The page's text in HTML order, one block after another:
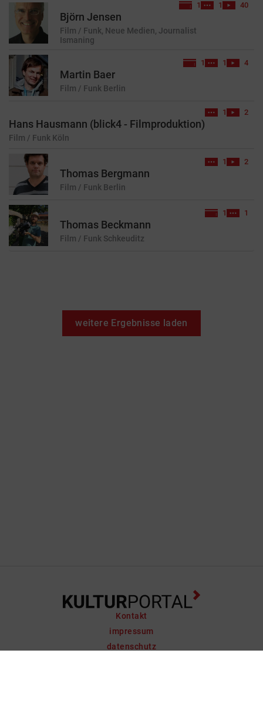
Björn Jensen
Film / Funk, Neue Medien, Journalist
Ismaning
1 1 40
Martin Baer
Film / Funk Berlin
1 1 4
Hans Hausmann (blick4 - Filmproduktion)
Film / Funk Köln
1 2
Thomas Bergmann
Film / Funk Berlin
1 2
Thomas Beckmann
Film / Funk Schkeuditz
1 1
weitere Ergebnisse laden
Kontakt
impressum
datenschutz